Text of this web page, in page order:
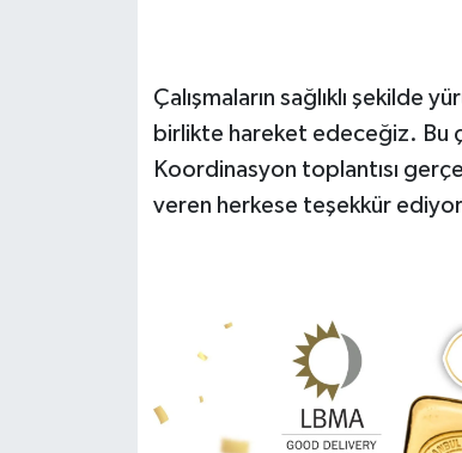
Çalışmaların sağlıklı şekilde
birlikte hareket edeceğiz. Bu
Koordinasyon toplantısı
veren herkese teşekkür